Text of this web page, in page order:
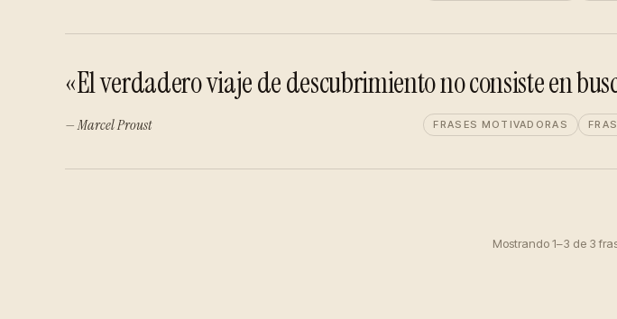
«El verdadero viaje de descubrimiento no consiste en
— Marcel Proust FRASES MOTIVADORAS
Mostrando 1–3 de 3